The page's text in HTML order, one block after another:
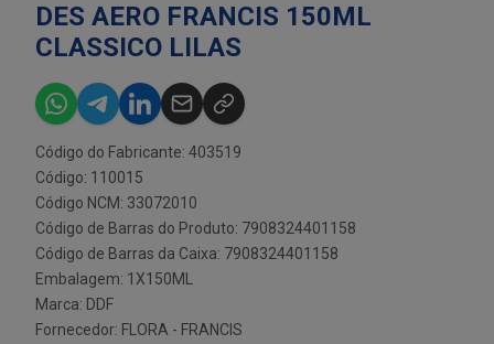
DES AERO FRANCIS 150ML
CLASSICO LILAS
Código do Fabricante: 403519
Código: 110015
Código NCM: 33072010
Código de Barras do Produto: 7908324401158
Código de Barras da Caixa: 7908324401158
Embalagem: 1X150ML
Marca: DDF
Fornecedor: FLORA - FRANCIS